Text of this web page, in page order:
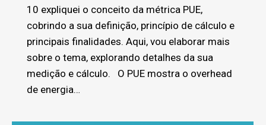
10 expliquei o conceito da métrica PUE,
cobrindo a sua definição, princípio de cálculo e
principais finalidades. Aqui, vou elaborar mais
sobre o tema, explorando detalhes da sua
medição e cálculo. O PUE mostra o overhead
de energia…